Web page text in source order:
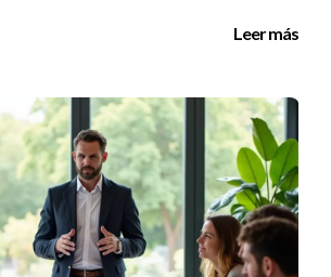
cada vez más relevante, con muchos
propiedades ecológicas y
en el sector inmobiliario, me
soluciones efectivas y personalizadas
Leer más